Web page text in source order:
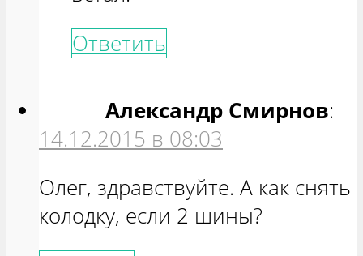
Ответить
Александр Смирнов:
14.12.2015 в 08:03
Олег, здравствуйте. А как снять
колодку, если 2 шины?